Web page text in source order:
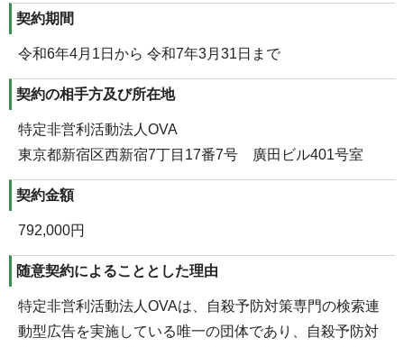
契約期間
令和6年4月1日から 令和7年3月31日まで
契約の相手方及び所在地
特定非営利活動法人OVA
東京都新宿区西新宿7丁目17番7号 廣田ビル401号室
契約金額
792,000円
随意契約によることとした理由
特定非営利活動法人OVAは、自殺予防対策専門の検索連
動型広告を実施している唯一の団体であり、自殺予防対